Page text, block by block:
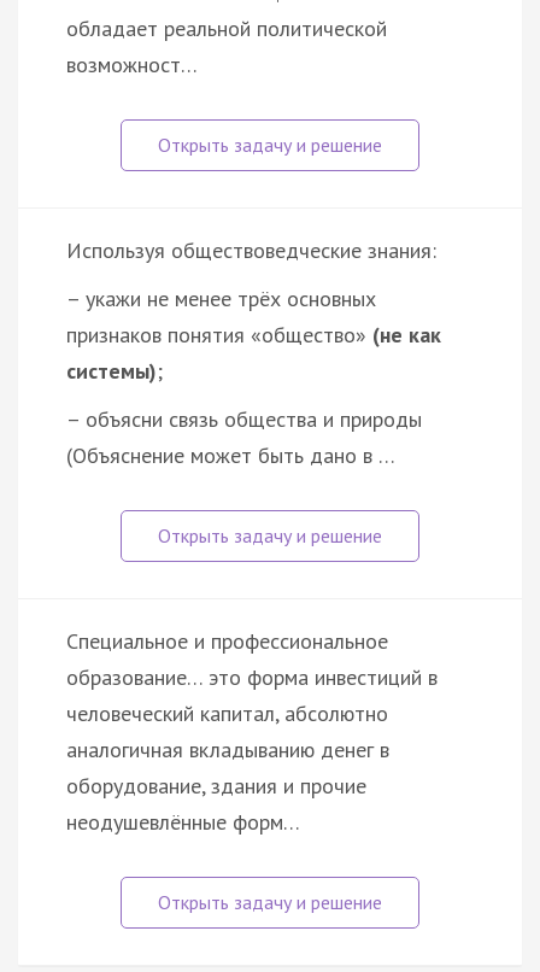
обладает реальной политической
возможност…
Используя обществоведческие знания:
– укажи не менее трёх основных
признаков понятия «общество» (не как
системы);
– объясни связь общества и природы
(Объяснение может быть дано в …
Специальное и профессиональное
образование… это форма инвестиций в
человеческий капитал, абсолютно
аналогичная вкладыванию денег в
оборудование, здания и прочие
неодушевлённые форм…